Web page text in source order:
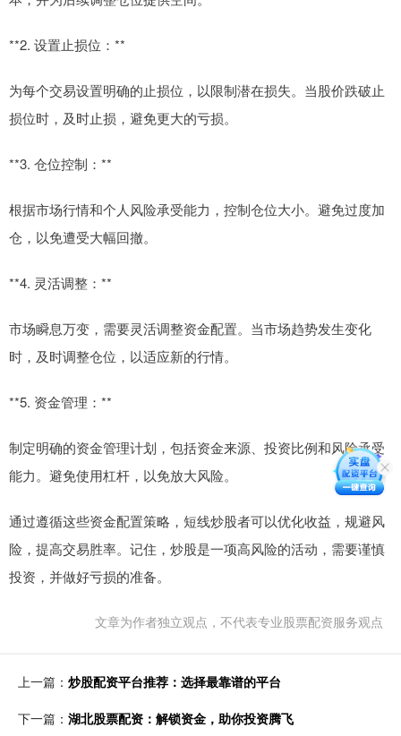
**2. 设置止损位：**
为每个交易设置明确的止损位，以限制潜在损失。当股价跌破止
损位时，及时止损，避免更大的亏损。
**3. 仓位控制：**
根据市场行情和个人风险承受能力，控制仓位大小。避免过度加
仓，以免遭受大幅回撤。
**4. 灵活调整：**
市场瞬息万变，需要灵活调整资金配置。当市场趋势发生变化
时，及时调整仓位，以适应新的行情。
**5. 资金管理：**
制定明确的资金管理计划，包括资金来源、投资比例和风险承受
能力。避免使用杠杆，以免放大风险。
通过遵循这些资金配置策略，短线炒股者可以优化收益，规避风
险，提高交易胜率。记住，炒股是一项高风险的活动，需要谨慎
投资，并做好亏损的准备。
文章为作者独立观点，不代表专业股票配资服务观点
上一篇： 炒股配资平台推荐：选择最靠谱的平台
下一篇： 湖北股票配资：解锁资金，助你投资腾飞